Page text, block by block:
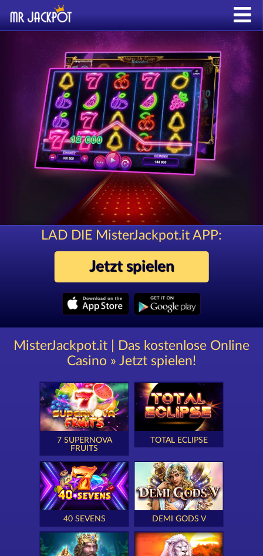
LAD DIE MisterJackpot.it APP:
Jetzt spielen
MisterJackpot.it | Das kostenlose Online
Casino » Jetzt spielen!
7 SUPERNOVA
FRUITS
TOTAL ECLIPSE
40 SEVENS DEMI GODS V